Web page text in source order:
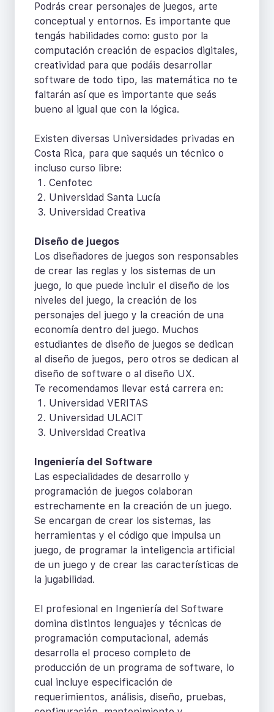
Podrás crear personajes de juegos, arte
conceptual y entornos. Es importante que
tengás habilidades como: gusto por la
computación creación de espacios digitales,
creatividad para que podáis desarrollar
software de todo tipo, las matemática no te
faltarán así que es importante que seás
bueno al igual que con la lógica.
Existen diversas Universidades privadas en
Costa Rica, para que saqués un técnico o
incluso curso libre:
Cenfotec
Universidad Santa Lucía
Universidad Creativa
Diseño de juegos
Los diseñadores de juegos son responsables
de crear las reglas y los sistemas de un
juego, lo que puede incluir el diseño de los
niveles del juego, la creación de los
personajes del juego y la creación de una
economía dentro del juego. Muchos
estudiantes de diseño de juegos se dedican
al diseño de juegos, pero otros se dedican al
diseño de software o al diseño UX.
Te recomendamos llevar está carrera en:
Universidad VERITAS
Universidad ULACIT
Universidad Creativa
Ingeniería del Software
Las especialidades de desarrollo y
programación de juegos colaboran
estrechamente en la creación de un juego.
Se encargan de crear los sistemas, las
herramientas y el código que impulsa un
juego, de programar la inteligencia artificial
de un juego y de crear las características de
la jugabilidad.
El profesional en Ingeniería del Software
domina distintos lenguajes y técnicas de
programación computacional, además
desarrolla el proceso completo de
producción de un programa de software, lo
cual incluye especificación de
requerimientos, análisis, diseño, pruebas,